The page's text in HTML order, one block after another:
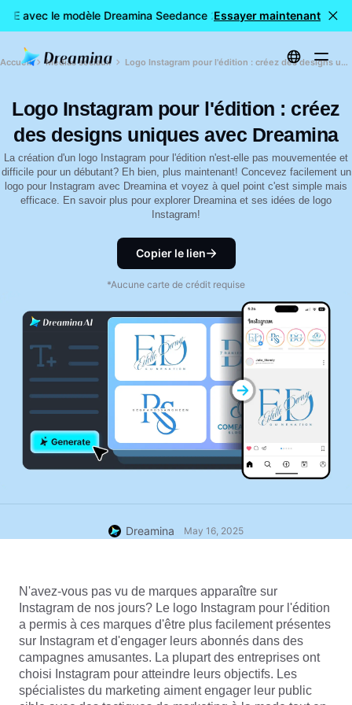
avec le modèle Dreamina Seedance 2.0 Création de
Essayer maintenant
Accueil Médias sociaux Logo Instagram pour l'édition : créez des designs uniques avec Dreamina
Logo Instagram pour l'édition : créez
des designs uniques avec Dreamina
La création d'un logo Instagram pour l'édition n'est-elle pas mouvementée et
difficile pour un débutant? Eh bien, plus maintenant! Concevez facilement un
logo pour Instagram avec Dreamina et voyez à quel point c'est simple mais
efficace. En savoir plus pour explorer Dreamina et ses idées de logo
Instagram!
Copier le lien
*Aucune carte de crédit requise
Dreamina May 16, 2025
N'avez-vous pas vu de marques apparaître sur
Instagram de nos jours? Le logo Instagram pour l'édition
a permis à ces marques d'être plus facilement présentes
sur Instagram et d'engager leurs abonnés dans des
campagnes amusantes. La plupart des entreprises ont
choisi Instagram pour atteindre leurs objectifs. Les
spécialistes du marketing aiment engager leur public